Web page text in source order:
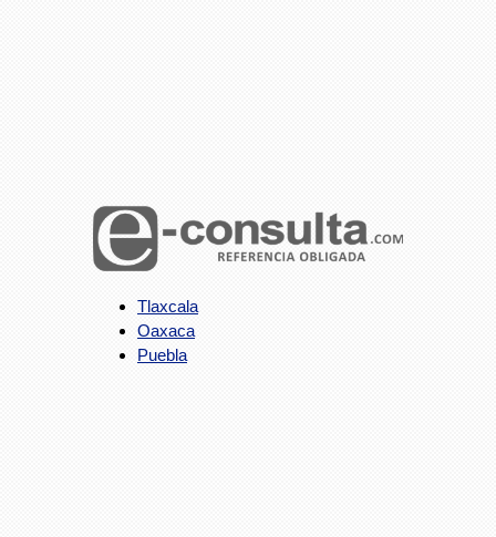
Tlaxcala
Oaxaca
Puebla